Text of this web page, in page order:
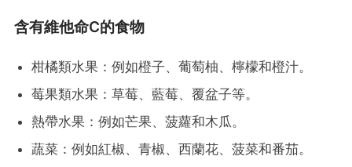
含有維他命C的食物
柑橘類水果：例如橙子、葡萄柚、檸檬和橙汁。
莓果類水果：草莓、藍莓、覆盆子等。
熱帶水果：例如芒果、菠蘿和木瓜。
蔬菜：例如紅椒、青椒、西蘭花、菠菜和番茄。